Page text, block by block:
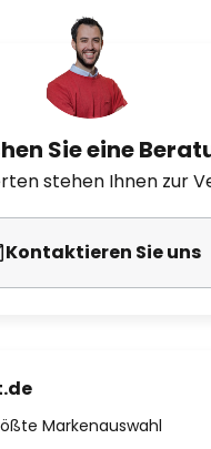
Sie eine
stehen Ihnen zur
Kontaktieren Sie uns
Markenauswahl